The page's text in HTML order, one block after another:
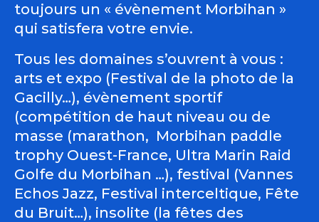
toujours un « évènement Morbihan »
qui satisfera votre envie.
Tous les domaines s’ouvrent à vous :
arts et expo (Festival de la photo de la
Gacilly…), évènement sportif
(compétition de haut niveau ou de
masse (marathon, Morbihan paddle
trophy Ouest-France, Ultra Marin Raid
Golfe du Morbihan …), festival (Vannes
Echos Jazz, Festival interceltique, Fête
du Bruit…), insolite (la fêtes des